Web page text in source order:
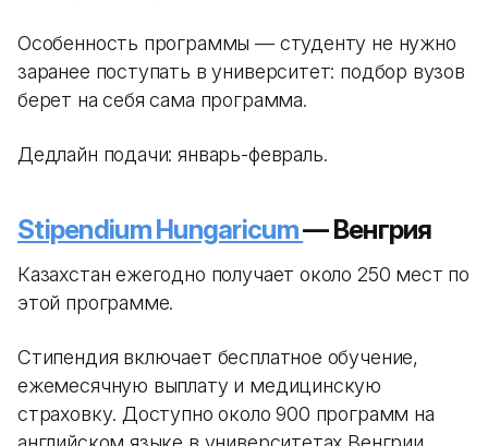
Особенность программы — студенту не нужно
заранее поступать в университет: подбор вузов
берет на себя сама программа.
Дедлайн подачи: январь-февраль.
Stipendium Hungaricum— Венгрия
Казахстан ежегодно получает около 250 мест по
этой программе.
Стипендия включает бесплатное обучение,
ежемесячную выплату и медицинскую
страховку. Доступно около 900 программ на